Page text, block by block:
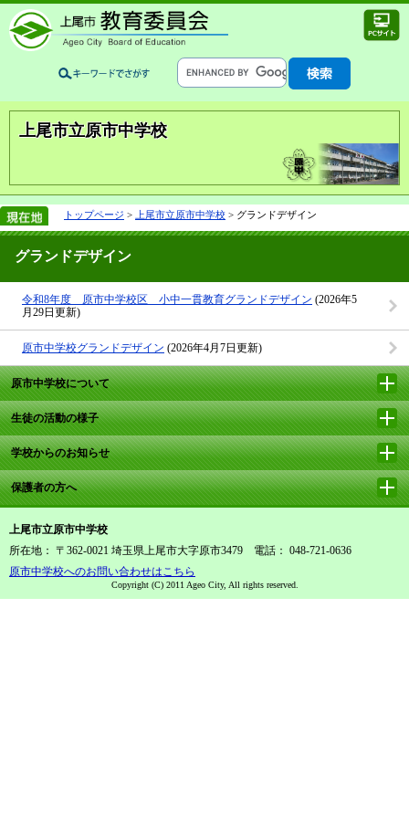
上尾市立原市中学校
トップページ > 上尾市立原市中学校 > グランドデザイン
グランドデザイン
令和8年度 原市中学校区 小中一貫教育グランドデザイン (2026年5
月29日更新)
原市中学校グランドデザイン (2026年4月7日更新)
原市中学校について
生徒の活動の様子
学校からのお知らせ
保護者の方へ
上尾市立原市中学校
所在地： 〒362-0021 埼玉県上尾市大字原市3479 電話： 048-721-0636
原市中学校へのお問い合わせはこちら
Copyright (C) 2011 Ageo City, All rights reserved.